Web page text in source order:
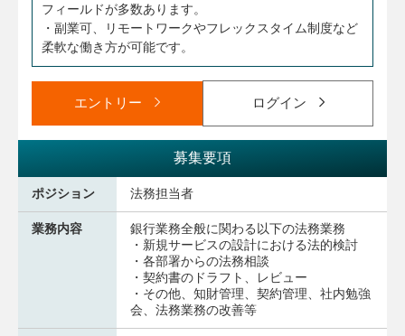
フィールドが多数あります。
・副業可、リモートワークやフレックスタイム制度など
柔軟な働き方が可能です。
エントリー ログイン
募集要項
ポジション 法務担当者
業務内容
銀行業務全般に関わる以下の法務業務
・新規サービスの設計における法的検討
・各部署からの法務相談
・契約書のドラフト、レビュー
・その他、知財管理、契約管理、社内勉強
会、法務業務の改善等